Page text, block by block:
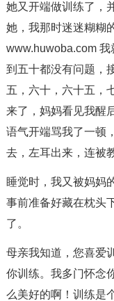
她又开端做训练了，
她，我那时迷迷糊糊
www.huwoba.com
到五十都没有问题，
五，六十，六十五
来了，妈妈看见我醒
语气开端骂我了一顿
去，左耳出来，连被
睡觉时，我又被妈妈
事前准备好藏在枕头
了。
母亲我知道，您喜爱
你训练。我多门怀念
么美好的啊！训练是